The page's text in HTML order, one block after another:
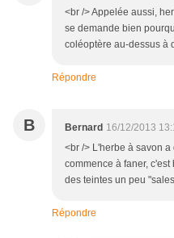
<br /> Appelée aussi,
se demande bien
coléoptère au-dessus à
Répondre
B Bernard 16/12/2013
<br /> L'herbe à savon
commence à faner,
des teintes un peu
Répondre